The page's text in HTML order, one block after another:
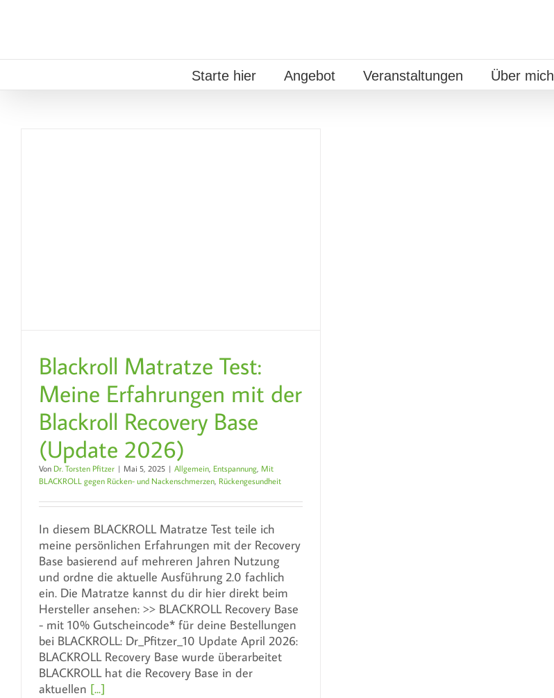
Starte hier Angebot Veranstaltungen Über mich
Blackroll Matratze Test:
Meine Erfahrungen mit der
Blackroll Recovery Base
(Update 2026)
Von Dr. Torsten Pfitzer | Mai 5, 2025 | Allgemein, Entspannung, Mit
BLACKROLL gegen Rücken- und Nackenschmerzen, Rückengesundheit
In diesem BLACKROLL Matratze Test teile ich
meine persönlichen Erfahrungen mit der Recovery
Base basierend auf mehreren Jahren Nutzung
und ordne die aktuelle Ausführung 2.0 fachlich
ein. Die Matratze kannst du dir hier direkt beim
Hersteller ansehen: >> BLACKROLL Recovery Base
- mit 10% Gutscheincode* für deine Bestellungen
bei BLACKROLL: Dr_Pfitzer_10 Update April 2026:
BLACKROLL Recovery Base wurde überarbeitet
BLACKROLL hat die Recovery Base in der
aktuellen [...]